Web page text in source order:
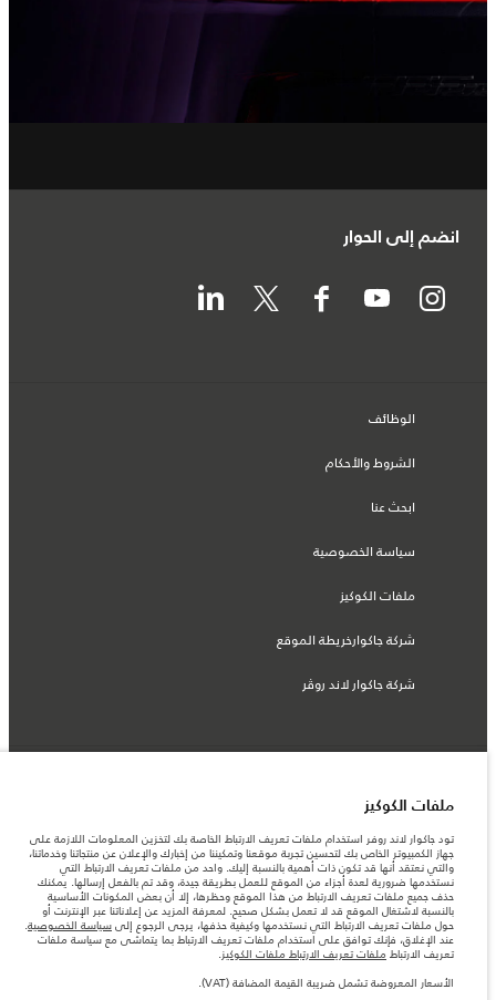
انضم إلى الحوار
الوظائف
الشروط والأحكام
ابحث عنا
سياسة الخصوصية
ملفات الكوكيز
شركة جاكوارخريطة الموقع
شركة جاكوار لاند روڤر
الإمارات العربية المتحدة, الطاير للسيارات
المعلومات والمواصفات والأسعار والألوان المذكورة على هذا الموقع قد تختلف من بلد إلى
آخر، كما أنّها قد تتغير بدون إشعار مسبق. الرجاء التواصل مع وكيلنا المحلي للتأكد من توفّرها
والتحقق من الأسعار.
الأرقام المقدمة هي نتيجة لاختبارات المصنع الرسمية وفقاً لتشريعات الاتحاد الأوروبي. قد
يتباين استهلك الوقود الفعلي للمركبة عن ذلك المتحقق في تلك الاختبارات كما أن هذه
الأرقام بغرض المقارنة فحسب.
ملاحظة مهمة حول الصور والمواصفات. إن النقص العالمي في أشباه الموصلات يؤثر حاليًا
في مواصفات تصميم السيارات وتوفر الخيارات وتوقيتات التصاميم. هذا ظرف ديناميكي
للغاية، ونتيجة لذلك، قد لا تمثّل الصور المستخدَمة ضمن موقع الويب حاليًا المواصفات الحالية
ملفات الكوكيز
تود جاكوار لاند روفر استخدام ملفات تعريف الارتباط الخاصة بك لتخزين المعلومات اللازمة على
جهاز الكمبيوتر الخاص بك لتحسين تجربة موقعنا وتمكيننا من إخبارك والإعلان عن منتجاتنا وخدماتنا،
والتي نعتقد أنها قد تكون ذات أهمية بالنسبة إليك. واحد من ملفات تعريف الارتباط التي
نستخدمها ضرورية لعدة أجزاء من الموقع للعمل بطريقة جيدة، وقد تم بالفعل إرسالها. يمكنك
حذف جميع ملفات تعريف الارتباط من هذا الموقع وحظرها، إلا أن بعض المكونات الأساسية
بالنسبة لاشتغال الموقع قد لا تعمل بشكل صحيح. لمعرفة المزيد عن إعلاناتنا عبر الإنترنت أو
حول ملفات تعريف الارتباط التي نستخدمها وكيفية حذفها، يرجى الرجوع إلى سياسة الخصوصية.
عند الإغلاق، فإنك توافق على استخدام ملفات تعريف الارتباط بما يتماشى مع سياسة ملفات
تعريف الارتباط ملفات تعريف الارتباط ملفات الكوكيز.
الأسعار المعروضة تشمل ضريبة القيمة المضافة (VAT).